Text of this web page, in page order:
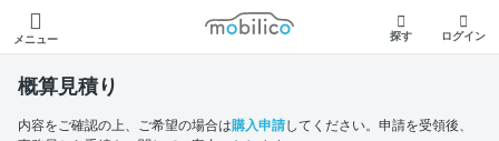
メニュー
モビリコ
探す ログイン
概算見積り
内容をご確認の上、ご希望の場合は購入申請してください。申請を受領後、